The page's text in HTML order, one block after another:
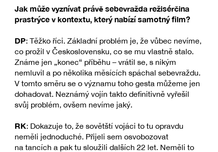
Jak může vyznívat právě sebevražda režisérčina
prastrýce v kontextu, který nabízí samotný film?
DP: Těžko říci. Základní problém je, že vůbec nevíme,
co prožil v Československu, co se mu vlastně stalo.
Známe jen „konec“ příběhu – vrátil se, s nikým
nemluvil a po několika měsících spáchal sebevraždu.
V tomto směru se o významu toho gesta můžeme jen
dohadovat. Neznámý vojín takto definitivně vyřešil
svůj problém, ovšem nevíme jaký.
RK: Dokazuje to, že sovětští vojáci to tu opravdu
neměli jednoduché. Přijeli sem osvobozovat
na tancích a pak tu sloužili dalších 22 let. Neměli to